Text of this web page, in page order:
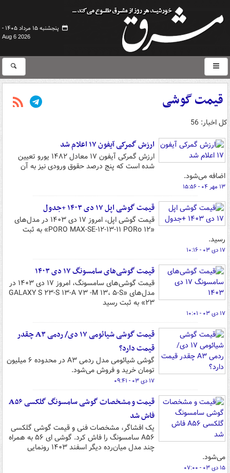
پنجشنبه ۱۵ مرداد ۱۴۰۵ -
Aug 6 2026
قیمت گوشی
کل اخبار: 56
ارزش گمرکی آیفون ۱۷ اعلام شد
ارزش گمرکی آیفون ۱۷ معادل ۱۴۸۲ یورو تعیین
شده است که پنج درصد حقوق ورودی نیز به آن
اضافه می‌شود.
۱۳ مهر ۰۴ - ۱۵:۵۶
قیمت گوشی اپل ۱۷ دی ۱۴۰۳ +جدول
قیمت گوشی اپل، امروز ۱۷ دی ۱۴۰۳ در مدل‌های
«۱۲ PORO MAX-SE-۱۲-۱۳-۱۱ PORo» به ثبت
رسید.
۱۷ دی ۰۳ - ۱۰:۱۶
قیمت گوشی‌های سامسونگ ۱۷ دی ۱۴۰۳
قیمت گوشی‌های سامسونگ، امروز ۱۷ دی ۱۴۰۳ در
مدل‌های «GALAXY S ۲۳-S ۱۳-A ۷۳ -M ۱۳، ۵-S
۲۳» به ثبت رسید
۱۷ دی ۰۳ - ۱۰:۰۱
قیمت گوشی شیائومی ۱۷ دی/ ردمی A۳ چقدر
قیمت دارد؟
گوشی شیائومی مدل ردمی A۳ در محدوده ۶ میلیون
تومان خرید و فروش می‌شود.
۱۷ دی ۰۳ - ۰۹:۴۱
قیمت و مشخصات گوشی سامسونگ گلکسی A۵۶
فاش شد
یک افشاگر، مشخصات فنی و قیمت گوشی گلکسی
A۵۶ سامسونگ را فاش کرد. گوشی ای ۵۶ به همراه
چند مدل میان‌رده دیگر اسفند ۱۴۰۳ رونمایی
می‌شود.
۱۵ دی ۰۳ - ۰۷:۰۰